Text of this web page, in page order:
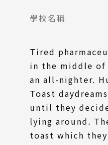
學校名稱
Tired
in the middle
an all-nighter.
Toast
until they
lying around.
toast which